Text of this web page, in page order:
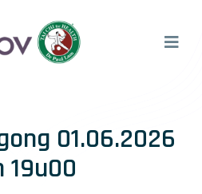
01.06.2026
19u00